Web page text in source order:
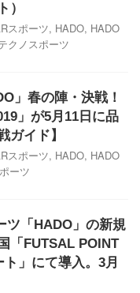
）
スポーツ, HADO, HADO
クノスポーツ
」春の陣・決戦！
」が5月11日に品
ガイド】
スポーツ, HADO, HADO
ーツ
ツ「HADO」の新規
「FUTSAL POINT
」にて導入。3月